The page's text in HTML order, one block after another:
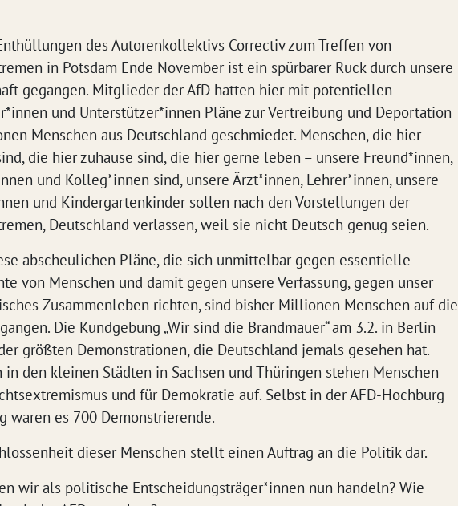
des Autorenkollektivs Correctiv zum Treffen von
in Potsdam Ende November ist ein spürbarer Ruck durch unsere
gegangen. Mitglieder der AfD hatten hier mit potentiellen
und Unterstützer*innen Pläne zur Vertreibung und Deportation
Menschen aus Deutschland geschmiedet. Menschen, die hier
die hier zuhause sind, die hier gerne leben – unsere Freund*innen,
und Kolleg*innen sind, unsere Ärzt*innen, Lehrer*innen, unsere
und Kindergartenkinder sollen nach den Vorstellungen der
Deutschland verlassen, weil sie nicht Deutsch genug seien.
abscheulichen Pläne, die sich unmittelbar gegen essentielle
von Menschen und damit gegen unsere Verfassung, gegen unser
Zusammenleben richten, sind bisher Millionen Menschen auf die
Die Kundgebung „Wir sind die Brandmauer“ am 3.2. in Berlin
größten Demonstrationen, die Deutschland jemals gesehen hat.
in den kleinen Städten in Sachsen und Thüringen stehen Menschen
und für Demokratie auf. Selbst in der AFD-Hochburg
waren es 700 Demonstrierende.
dieser Menschen stellt einen Auftrag an die Politik dar.
wir als politische Entscheidungsträger*innen nun handeln? Wie